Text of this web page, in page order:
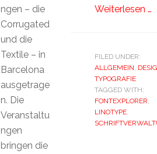
Weiterlesen …
FILED UNDER:
ALLGEMEIN,
TYPOGRAFIE
TAGGED WITH:
FONTEXPLORER,
LINOTYPE,
ngen – die
Corrugated
und die
Textile – in
Barcelona
ausgetrage
n. Die
Veranstaltu
ngen
bringen die